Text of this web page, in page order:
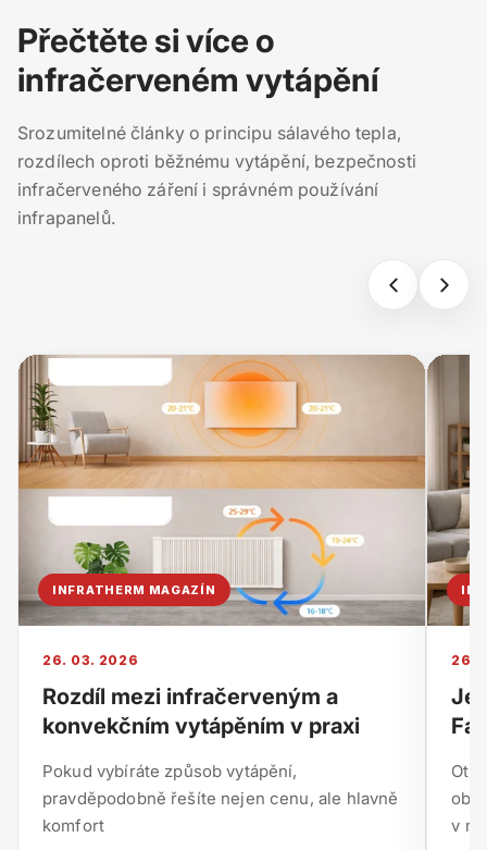
Přečtěte si více o
infračerveném vytápění
Srozumitelné články o principu sálavého tepla,
rozdílech oproti běžnému vytápění, bezpečnosti
infračerveného záření i správném používání
infrapanelů.
INFRATHERM MAGAZÍN
26. 03. 2026
Rozdíl mezi infračerveným a
konvekčním vytápěním v praxi
Pokud vybíráte způsob vytápění,
pravděpodobně řešíte nejen cenu, ale hlavně
komfort
26.
Je
v